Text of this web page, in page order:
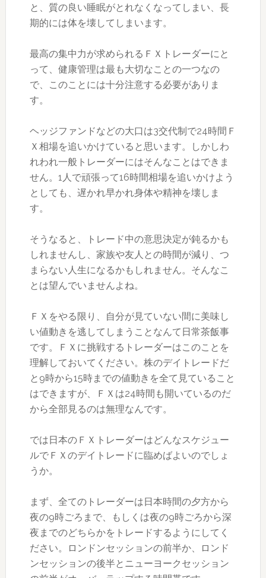
と、質の良い睡眠がとれなくなってしまい、長
期的には体を壊してしまいます。
最高の集中力が求められるＦＸトレーダーにと
って、健康管理は最も大切なことの一つなの
で、このことには十分注意する必要がありま
す。
ヘッジファンドなどの大口は3交代制で24時間Ｆ
Ｘ相場を追いかけていると思います。しかしわ
れわれ一般トレーダーにはそんなことはできま
せん。1人で頑張って16時間相場を追いかけよう
としても、遅かれ早かれ身体や精神を壊しま
す。
そうなると、トレード中の意思決定が鈍るかも
しれませんし、家族や友人との時間が減り、つ
まらない人生になるかもしれません。そんなこ
とは望んでいませんよね。
ＦＸをやる限り、自分が見ていない間に美味し
い値動きを逃してしまうことなんて日常茶飯事
です。ＦＸに挑戦するトレーダーはこのことを
理解しておいてください。株のデイトレードだ
と9時から15時までの値動きを全て見ていること
はできますが、ＦＸは24時間も開いているのだ
から全部見るのは無理なんです。
では日本のＦＸトレーダーはどんなスケジュー
ルでＦＸのデイトレードに臨めばよいのでしょ
うか。
まず、全てのトレーダーは日本時間の夕方から
夜の9時ごろまで、もしくは夜の9時ごろから深
夜までのどちらかをトレードするようにしてく
ださい。ロンドンセッションの前半か、ロンド
ンセッションの後半とニューヨークセッション